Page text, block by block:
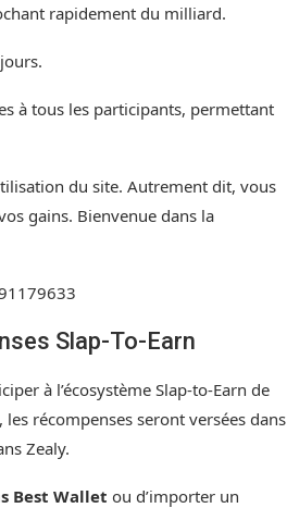
rapidement du milliard.
à tous les participants, permettant
du site. Autrement dit, vous
gains. Bienvenue dans la
Slap-To-Earn
à l’écosystème Slap-to-Earn de
récompenses seront versées dans
Zealy.
Best Wallet ou d’importer un